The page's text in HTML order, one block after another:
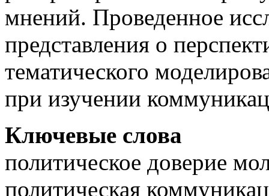
мнений. Проведенное
представления о
тематического
при изучении
Ключевые слова
политическое доверие
политическая